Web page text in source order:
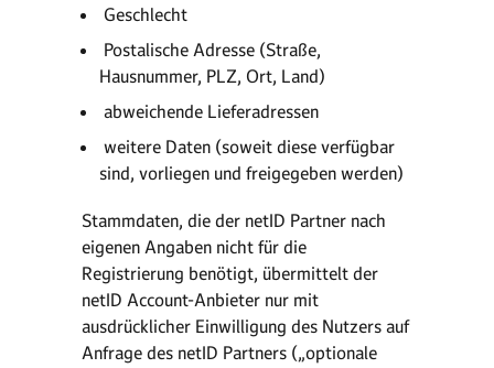
­ Geschlecht
­ Postalische Adresse (Straße,
Hausnummer, PLZ, Ort, Land)
­ abweichende Lieferadressen
­ weitere Daten (soweit diese verfügbar
sind, vorliegen und freigegeben werden)
Stammdaten, die der netID Partner nach
eigenen Angaben nicht für die
Registrierung benötigt, übermittelt der
netID Account-Anbieter nur mit
ausdrücklicher Einwilligung des Nutzers auf
Anfrage des netID Partners („optionale